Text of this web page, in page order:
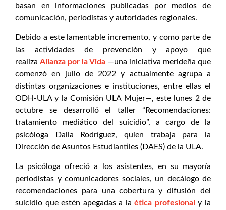
basan en informaciones publicadas por medios de
comunicación, periodistas y autoridades regionales.
Debido a este lamentable incremento, y como parte de
las actividades de prevención y apoyo que
realiza Alianza por la Vida —una iniciativa merideña que
comenzó en julio de 2022 y actualmente agrupa a
distintas organizaciones e instituciones, entre ellas el
ODH-ULA y la Comisión ULA Mujer—, este lunes 2 de
octubre se desarrolló el taller “Recomendaciones:
tratamiento mediático del suicidio”, a cargo de la
psicóloga Dalia Rodríguez, quien trabaja para la
Dirección de Asuntos Estudiantiles (DAES) de la ULA.
La psicóloga ofreció a los asistentes, en su mayoría
periodistas y comunicadores sociales, un decálogo de
recomendaciones para una cobertura y difusión del
suicidio que estén apegadas a laética profesional y la